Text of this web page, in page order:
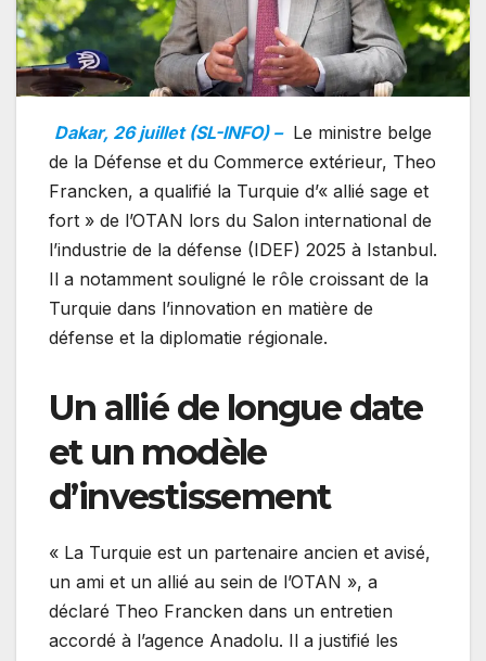
Dakar, 26 juillet (SL-INFO) – Le ministre belge
de la Défense et du Commerce extérieur, Theo
Francken, a qualifié la Turquie d’« allié sage et
fort » de l’OTAN lors du Salon international de
l’industrie de la défense (IDEF) 2025 à Istanbul.
Il a notamment souligné le rôle croissant de la
Turquie dans l’innovation en matière de
défense et la diplomatie régionale.
Un allié de longue date
et un modèle
d’investissement
« La Turquie est un partenaire ancien et avisé,
un ami et un allié au sein de l’OTAN », a
déclaré Theo Francken dans un entretien
accordé à l’agence Anadolu. Il a justifié les